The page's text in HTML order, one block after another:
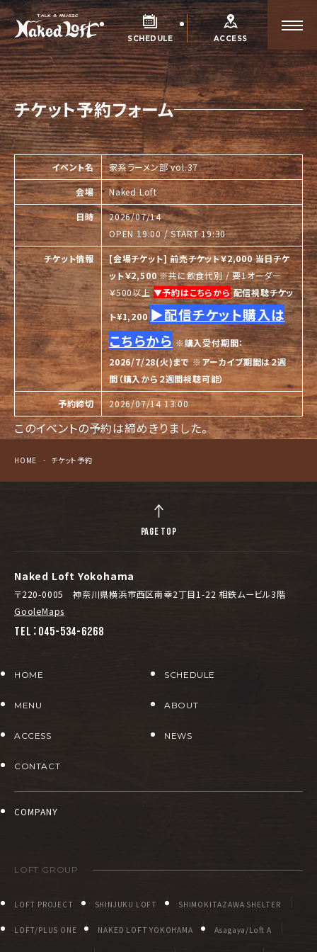
SCHEDULE ACCESS
チケット予約フォーム
イベント名 家系ラーメン部 vol.37
会場 Naked Loft
日時
2026/07/14
OPEN 19:00 / START 19:30
チケット情報 [会場チケット] 前売チケット￥2,000 当日チケ
ット￥2,500※共に飲食代別 / 要1オーダー
￥500以上▼予約はこちらから 配信視聴チケッ
ト¥1,200 ▶︎配信チケット購入は
こちらから ※購入受付期間：
2026/7/28(火)まで ※アーカイブ期間は２週
間（購入から２週間視聴可能）
予約締切 2026/07/14 13:00
このイベントの予約は締めきりました。
HOME チケット予約
Naked Loft Yokohama
〒220-0005 神奈川県横浜市西区南幸2丁目1-22 相鉄ムービル3階
GooleMaps
TEL：045-534-6268
HOME SCHEDULE
MENU ABOUT
ACCESS NEWS
CONTACT
COMPANY
LOFT GROUP
LOFT PROJECT SHINJUKU LOFT SHIMOKITAZAWA SHELTER
LOFT/PLUS ONE NAKED LOFT YOKOHAMA Asagaya/Loft A
PAGE TOP